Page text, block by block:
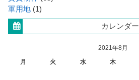
軍用地 (1)
カレンダー
2021年8月
月
火 水 木